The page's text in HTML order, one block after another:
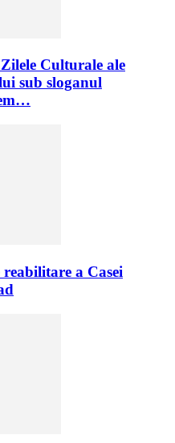
Culturale ale
sub sloganul
a Casei